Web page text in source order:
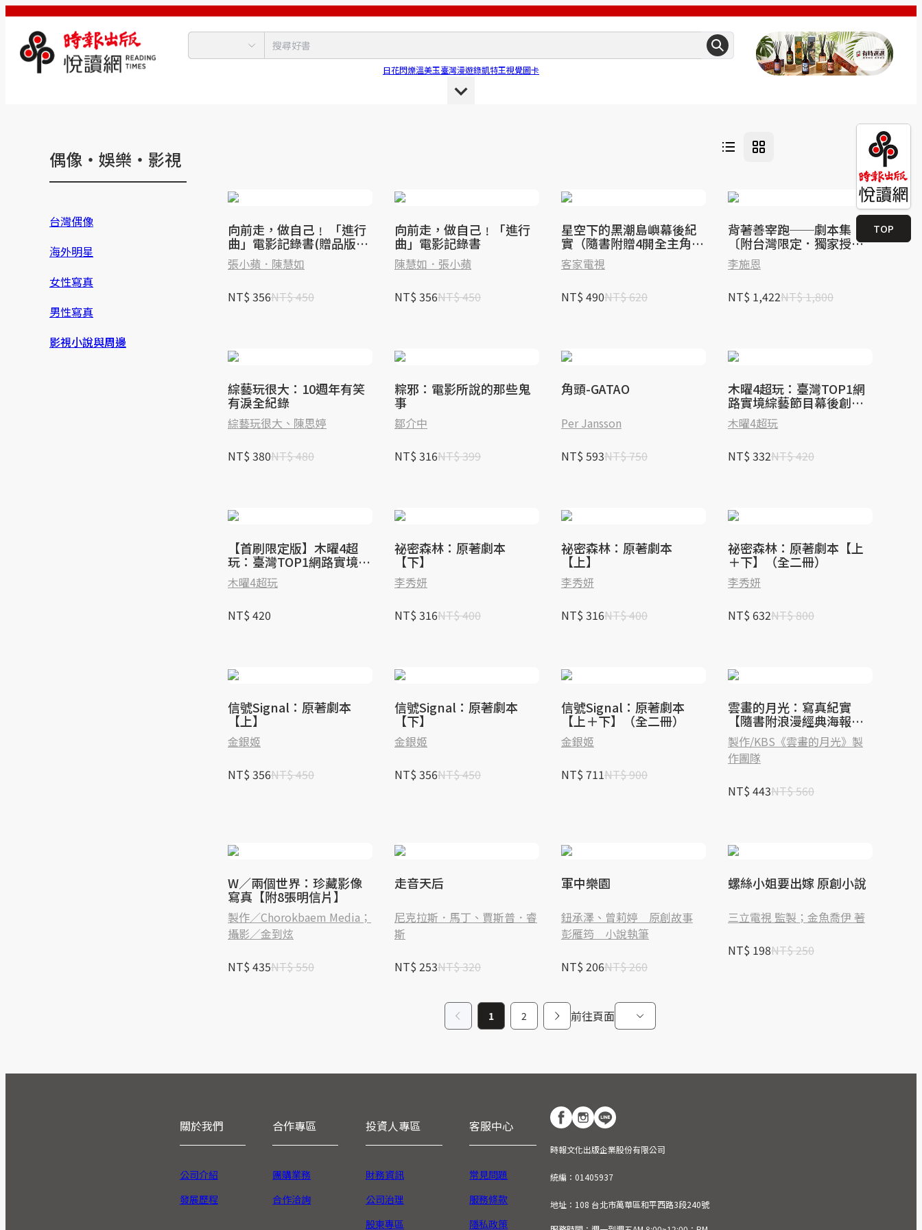
日花閃爍溫美玉臺灣漫遊錄凱特王視覺圖卡
TOP
偶像‧娛樂‧影視
台灣偶像
海外明星
女性寫真
男性寫真
影視小說與周邊
向前走，做自己﹗ 「進行
曲」電影記錄書(贈品版：
首刷隨書贈送電影海報及
限量早優券)
張小蘋．陳慧如
NT$ 356NT$ 450
向前走，做自己﹗「進行
曲」電影記錄書
陳慧如．張小蘋
NT$ 356NT$ 450
星空下的黑潮島嶼幕後紀
實（隨書附贈4開全主角劇
照海報）
客家電視
NT$ 490NT$ 620
背著善宰跑──劇本集
〔附台灣限定．獨家授權
限量周邊｜經典場景「善
率雨中初相遇」手機掛繩
李施恩
NT$ 1,422NT$ 1,800
綜藝玩很大：10週年有笑
有淚全紀錄
綜藝玩很大、陳思婷
NT$ 380NT$ 480
粽邪：電影所說的那些鬼
事
鄒介中
NT$ 316NT$ 399
角頭-GATAO
Per Jansson
NT$ 593NT$ 750
木曜4超玩：臺灣TOP1網
路實境綜藝節目幕後創作
祕辛（隨書加贈：木曜扇
＋木曜5週年紀念海報）
木曜4超玩
NT$ 332NT$ 420
【首刷限定版】木曜4超
玩：臺灣TOP1網路實境綜
藝節目幕後創作秘辛(贈：
木曜扇+5週年紀念海報
木曜4超玩
NT$ 420
祕密森林：原著劇本
【下】
李秀妍
NT$ 316NT$ 400
祕密森林：原著劇本
【上】
李秀妍
NT$ 316NT$ 400
祕密森林：原著劇本【上
＋下】（全二冊）
李秀妍
NT$ 632NT$ 800
信號Signal：原著劇本
【上】
金銀姬
NT$ 356NT$ 450
信號Signal：原著劇本
【下】
金銀姬
NT$ 356NT$ 450
信號Signal：原著劇本
【上＋下】（全二冊）
金銀姬
NT$ 711NT$ 900
雲畫的月光：寫真紀實
【隨書附浪漫經典海報＋
可愛表情貼紙】
製作/KBS《雲畫的月光》製
作團隊
NT$ 443NT$ 560
W／兩個世界：珍藏影像
寫真【附8張明信片】
製作／Chorokbaem Media；
攝影／金到炫
NT$ 435NT$ 550
走音天后
尼克拉斯．馬丁、賈斯普．睿
斯
NT$ 253NT$ 320
軍中樂園
鈕承澤、曾莉婷＿原創故事
彭雁筠＿小說執筆
NT$ 206NT$ 260
螺絲小姐要出嫁 原創小說
三立電視 監製；金魚喬伊 著
NT$ 198NT$ 250
1 2 前往頁面
關於我們
公司介紹
發展歷程
合作專區
團購業務
合作洽詢
投資人專區
財務資訊
公司治理
股東專區
客服中心
常見問題
服務條款
隱私政策
時報文化出版企業股份有限公司
統編：01405937
地址：108 台北市萬華區和平西路3段240號